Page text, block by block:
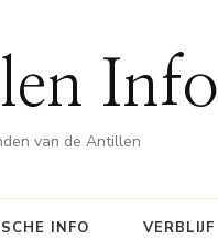
Info
van de Antillen
INFO VERBLIJF